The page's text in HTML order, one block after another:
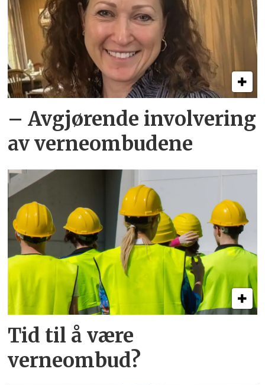
– Avgjørende involvering
av verneombudene
Tid til å være
verneombud?